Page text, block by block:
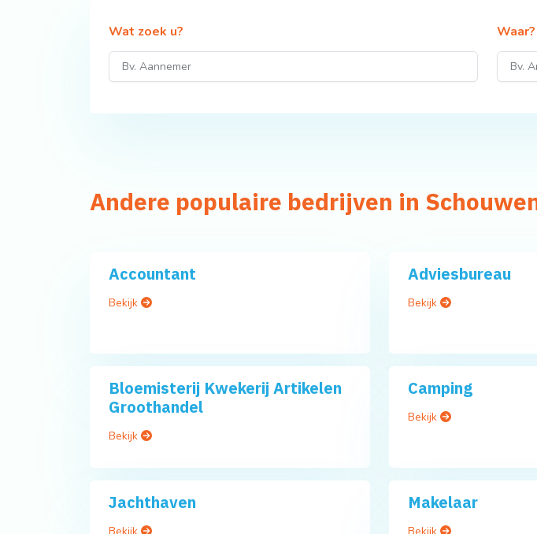
Wat zoek u? Waar?
Andere populaire bedrijven in
Accountant
Bekijk
Adviesbureau
Bekijk
Bloemisterij Kwekerij Artikelen
Groothandel
Bekijk
Camping
Bekijk
Jachthaven Makelaar